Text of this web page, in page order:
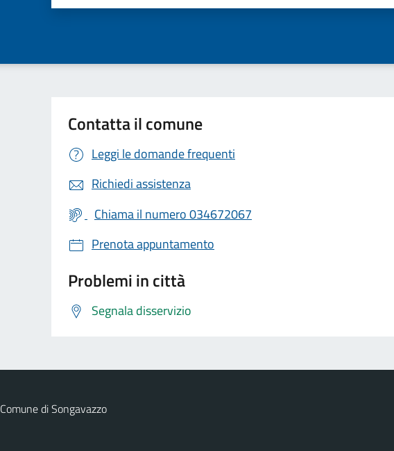
Contatta il comune
Leggi le domande frequenti
Richiedi assistenza
Chiama il numero 034672067
Prenota appuntamento
Problemi in città
Segnala disservizio
Comune di Songavazzo